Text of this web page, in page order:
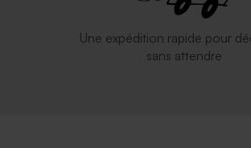
Une expédition rapide pour
sans attendre